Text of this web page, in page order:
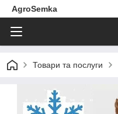
AgroSemka
Товари та послуги